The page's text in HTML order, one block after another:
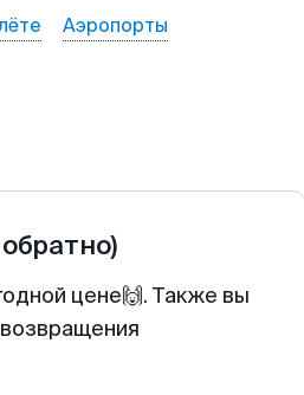
Аэропорты
цене🙌. Также вы